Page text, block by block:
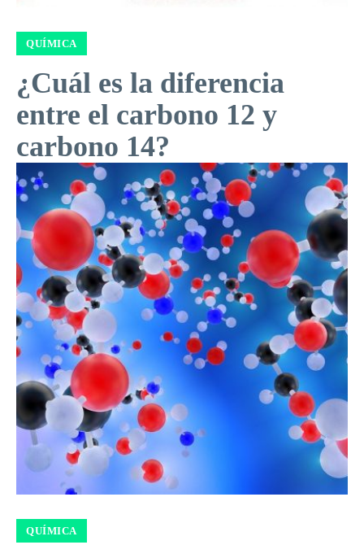
QUÍMICA
¿Cuál es la diferencia
entre el carbono 12 y
carbono 14?
QUÍMICA